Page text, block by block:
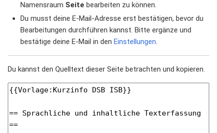
Namensraum Seite bearbeiten zu können.
Du musst deine E-Mail-Adresse erst bestätigen, bevor du
Bearbeitungen durchführen kannst. Bitte ergänze und
bestätige deine E-Mail in den Einstellungen.
Du kannst den Quelltext dieser Seite betrachten und kopieren.